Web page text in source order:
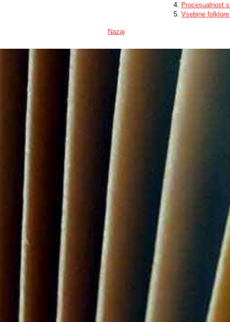
Procesualnost
Vsebine
Nazaj